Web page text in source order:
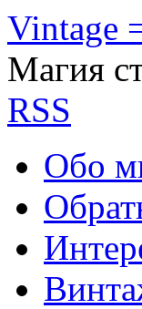
Vintage
Магия
RSS
Обо